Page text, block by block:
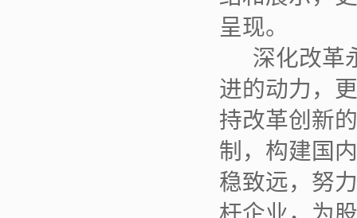
呈现。
深化改革
进的动力，
持改革创新
制，构建国
稳致远，努